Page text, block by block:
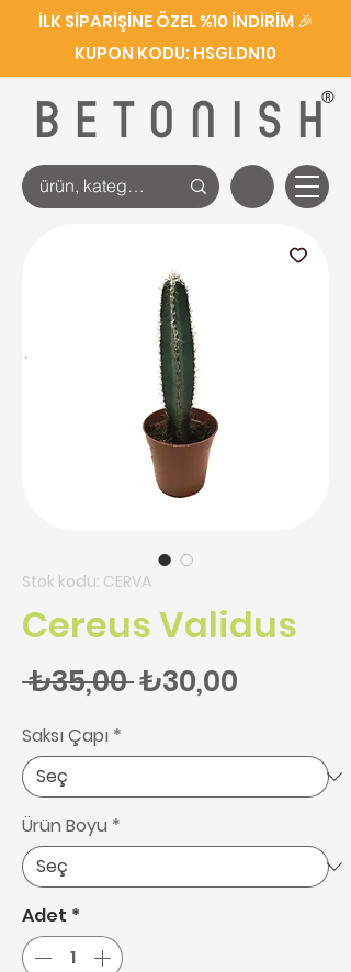
BETONISH
®
İLK SİPARİŞİNE ÖZEL %10 İNDİRİM 🎉
KUPON KODU: HSGLDN10
Stok kodu: CERVA
Cereus Validus
₺35,00 Normal Fiyat
₺30,00
Saksı Çapı *
Ürün Boyu *
Adet *